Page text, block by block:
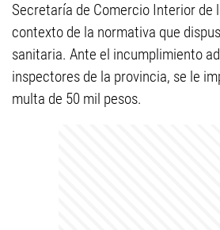
Secretaría de Comercio Interior de
contexto de la normativa que
sanitaria. Ante el incumplimiento
inspectores de la provincia, se le
multa de 50 mil pesos.